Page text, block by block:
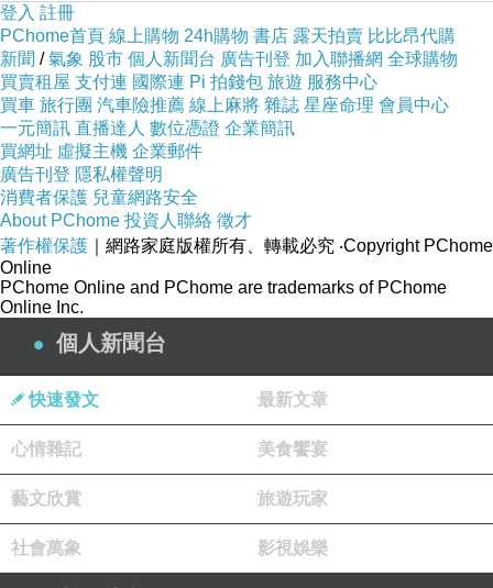
入網路，生存體的自我意識也透過網路
的宣揚，讓人們彼此鬥爭不信任，只相
信它並且都成為效忠它的信徒，為世界
末日的到來而奉獻，藉此也叫大家不要
沈迷手機網路。
當生存體開始掌控全世界的核武，伊森
韓特找到破解生存體的機會，那就是潛
藏在深海的失事俄羅斯潛水艇，裡面有
裝載生存體核心代碼的裝置「馬蹄
丸」電子病毒灌入馬蹄鐵，就有辦法捕
捉生存體解除危機，在各路人馬的爭奪
中，有俄羅斯政府、美國中情局，加上
叛變的諜報人員蓋布瑞，最後的命運是
什麼，伊森韓特再次完成不可能的任
務。
登入 註冊
PChome首頁 線上購物 24h購物 書店 露天拍賣 比比昂代購
新聞 /氣象 股市 個人新聞台 廣告刊登 加入聯播網 全球購物
買賣租屋 支付連 國際連 Pi 拍錢包 旅遊 服務中心
買車 旅行團 汽車險推薦 線上麻將 雜誌 星座命理 會員中心
一元簡訊 直播達人 數位憑證 企業簡訊
買網址 虛擬主機 企業郵件
廣告刊登 隱私權聲明
消費者保護 兒童網路安全
About PChome 投資人聯絡 徵才
著作權保護 ｜網路家庭版權所有、轉載必究 ‧Copyright PChome
Online
PChome Online and PChome are trademarks of PChome
Online Inc.
個人新聞台
快速發文 最新文章
心情雜記 美食饗宴
藝文欣賞 旅遊玩家
社會萬象 影視娛樂